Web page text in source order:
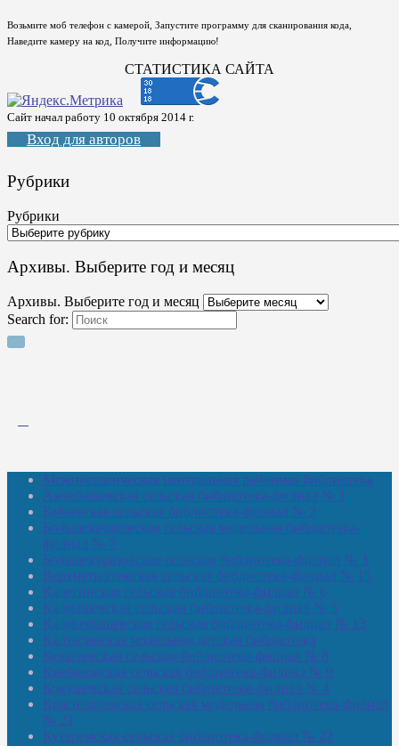
Возьмите моб телефон с камерой, Запустите программу для сканирования кода,
Наведите камеру на код, Получите информацию!
СТАТИСТИКА САЙТА
Сайт начал работу 10 октября 2014 г.
Вход для авторов
Рубрики
Рубрики
Архивы. Выберите год и месяц
Архивы. Выберите год и месяц
Search for:
Межпоселенческая центральная районная библиотека
Амзибашевская сельская библиотека-филиал № 1
Бабаевская сельская библиотека-филиал № 2
Большекачаковская сельская модельная библиотека-
филиал № 7
Большекуразовская сельская библиотека-филиал № 3
Верхнетыхтемская сельская библиотека-филиал № 15
Калегинская сельская библиотека-филиал № 6
Калмашевская сельская библиотека-филиал № 5
Калмиябашевская сельская библиотека-филиал № 13
Калтасинская модельная детская библиотека
Кельтеевская сельская библиотека-филиал № 8
Киебаковская сельская библиотека-филиал № 9
Кокушевская сельская библиотека-филиал № 4
Краснохолмская сельская модельная библиотека-филиал
№ 21
Кутеремская сельская библиотека-филиал № 22